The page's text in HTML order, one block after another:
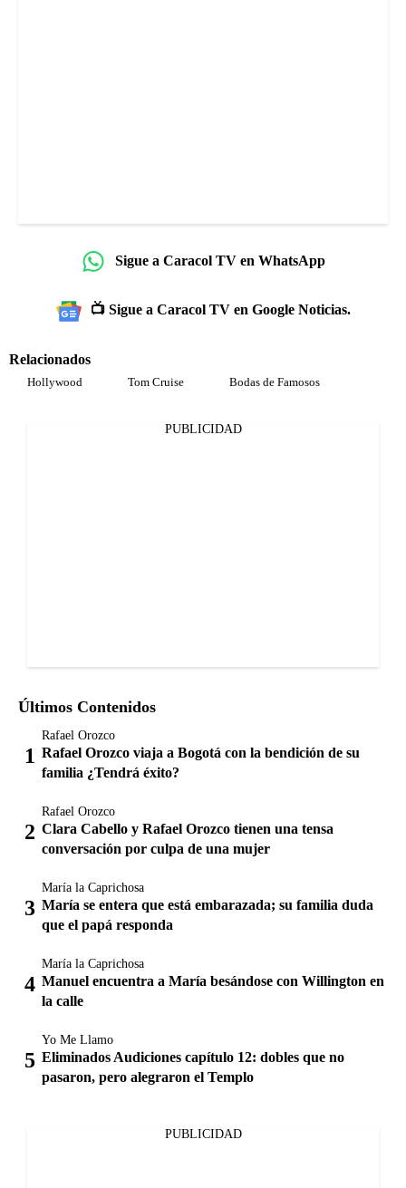
Sigue a Caracol TV en WhatsApp
📺 Sigue a Caracol TV en Google Noticias.
Relacionados
Hollywood Tom Cruise Bodas de Famosos
PUBLICIDAD
Últimos Contenidos
Rafael Orozco
Rafael Orozco viaja a Bogotá con la bendición de su
familia ¿Tendrá éxito?
Rafael Orozco
Clara Cabello y Rafael Orozco tienen una tensa
conversación por culpa de una mujer
María la Caprichosa
María se entera que está embarazada; su familia duda
que el papá responda
María la Caprichosa
Manuel encuentra a María besándose con Willington en
la calle
Yo Me Llamo
Eliminados Audiciones capítulo 12: dobles que no
pasaron, pero alegraron el Templo
PUBLICIDAD